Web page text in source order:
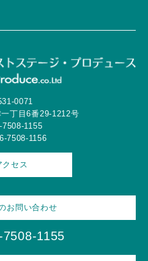
0071
丁目6番29-1212号
7508-1155
7508-1156
クセス
お問い合わせ
1155